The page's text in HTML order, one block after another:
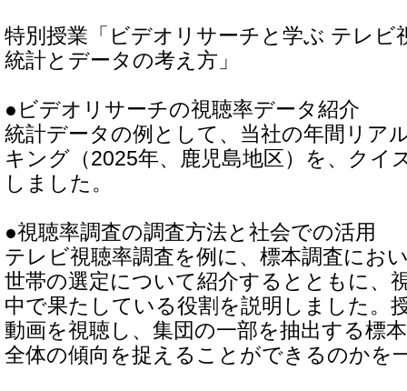
特別授業「ビデオリサーチと学ぶ テレビ
統計とデータの考え方」
●ビデオリサーチの視聴率データ紹介
統計データの例として、当社の年間リア
キング（2025年、鹿児島地区）を、クイ
しました。
●視聴率調査の調査方法と社会での活用
テレビ視聴率調査を例に、標本調査にお
世帯の選定について紹介するとともに、
中で果たしている役割を説明しました。
動画を視聴し、集団の一部を抽出する標
全体の傾向を捉えることができるのかを